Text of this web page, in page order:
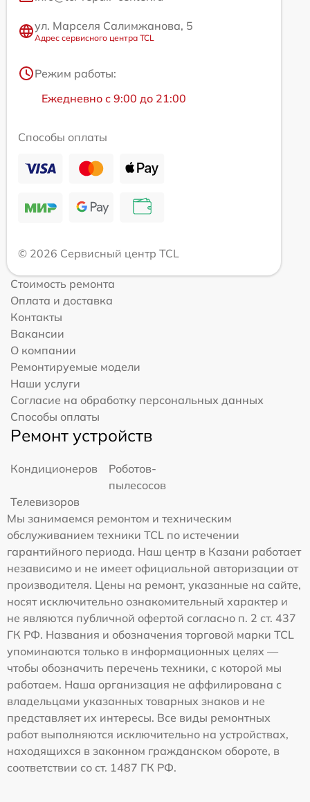
ул. Марселя Салимжанова, 5
Адрес сервисного центра TCL
Режим работы:
Ежедневно с 9:00 до 21:00
Способы оплаты
© 2026 Сервисный центр TCL
Стоимость ремонта
Оплата и доставка
Контакты
Вакансии
О компании
Ремонтируемые модели
Наши услуги
Согласие на обработку персональных данных
Способы оплаты
Ремонт устройств
Кондиционеров
Роботов-
пылесосов
Телевизоров
Мы занимаемся ремонтом и техническим
обслуживанием техники TCL по истечении
гарантийного периода. Наш центр в Казани работает
независимо и не имеет официальной авторизации от
производителя. Цены на ремонт, указанные на сайте,
носят исключительно ознакомительный характер и
не являются публичной офертой согласно п. 2 ст. 437
ГК РФ. Названия и обозначения торговой марки TCL
упоминаются только в информационных целях —
чтобы обозначить перечень техники, с которой мы
работаем. Наша организация не аффилирована с
владельцами указанных товарных знаков и не
представляет их интересы. Все виды ремонтных
работ выполняются исключительно на устройствах,
находящихся в законном гражданском обороте, в
соответствии со ст. 1487 ГК РФ.